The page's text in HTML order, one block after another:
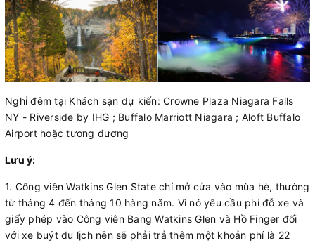
Nghỉ đêm tại Khách sạn dự kiến: Crowne Plaza Niagara Falls
NY - Riverside by IHG ; Buffalo Marriott Niagara ; Aloft Buffalo
Airport hoặc tương đương
Lưu ý:
1. Công viên Watkins Glen State chỉ mở cửa vào mùa hè, thường
từ tháng 4 đến tháng 10 hàng năm. Vì nó yêu cầu phí đỗ xe và
giấy phép vào Công viên Bang Watkins Glen và Hồ Finger đối
với xe buýt du lịch nên sẽ phải trả thêm một khoản phí là 22